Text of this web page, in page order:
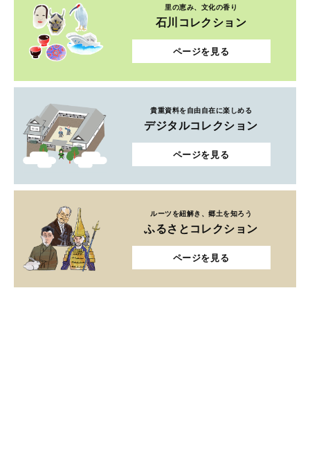
里の恵み、文化の香り
石川コレクション
ページを見る
貴重資料を自由自在に楽しめる
デジタルコレクション
ページを見る
ルーツを紐解き、郷土を知ろう
ふるさとコレクション
ページを見る